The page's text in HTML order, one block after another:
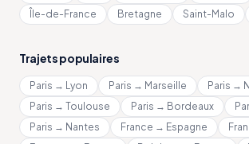
Île-de-France
Bretagne Saint-Malo
Trajets populaires
Paris → Lyon Paris → Marseille
Paris →
Paris → Toulouse
Paris → Bordeaux
Paris → Nantes
France → Espagne